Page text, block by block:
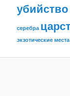
серебра
экзотические